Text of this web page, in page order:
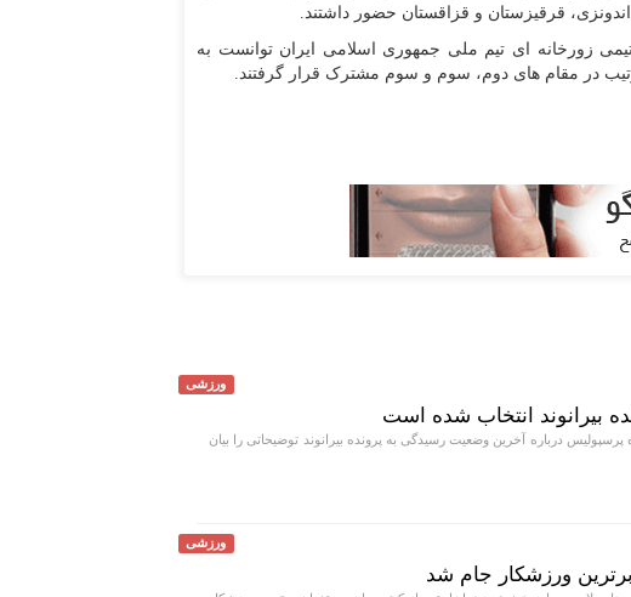
اندونزی، قرقیزستان و قزاقستان حضور داشتند.
زورخانه ای تیم ملی جمهوری اسلامی ایران توانست به
در مقام های دوم، سوم و سوم مشترک قرار گرفتند.
ورزشی
بیرانوند انتخاب شده است
درباره آخرین وضعیت رسیدگی به پرونده بیرانوند توضیحاتی را بیان
ورزشی